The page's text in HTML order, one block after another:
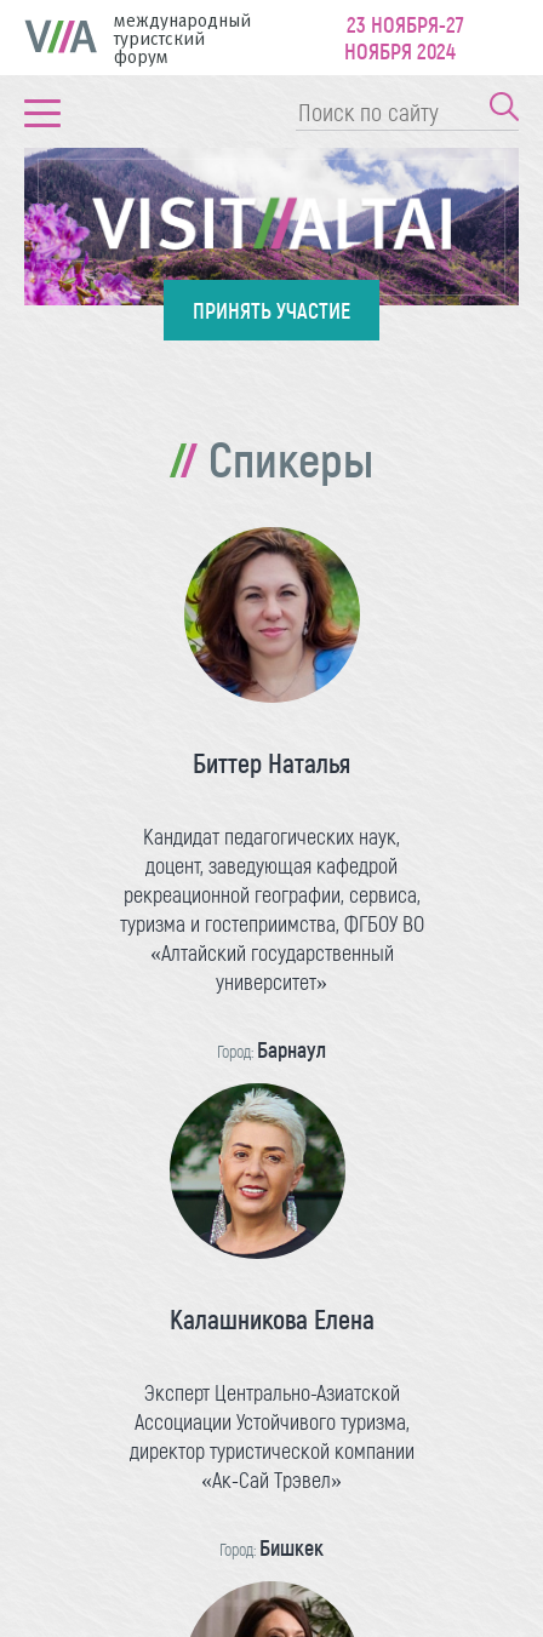
международный
туристский
форум
23 НОЯБРЯ-27
НОЯБРЯ 2024
ПРИНЯТЬ УЧАСТИЕ
Спикеры
Биттер Наталья
Кандидат педагогических наук,
доцент, заведующая кафедрой
рекреационной географии, сервиса,
туризма и гостеприимства, ФГБОУ ВО
«Алтайский государственный
университет»
Город: Барнаул
Калашникова Елена
Эксперт Центрально-Азиатской
Ассоциации Устойчивого туризма,
директор туристической компании
«Ак-Сай Трэвел»
Город: Бишкек